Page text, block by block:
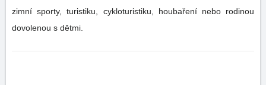
zimní sporty, turistiku, cykloturistiku, houbaření nebo rodinou
dovolenou s dětmi.